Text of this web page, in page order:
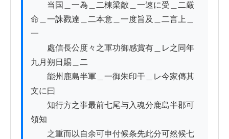
当国＿一為＿二棟梁敵＿一速に受＿二厳
命＿一誅戮達＿二本意＿一度旨及＿二言上＿
一
處信長公度々之軍功御感賞有＿レ之同年
九月朔日賜＿二
能州鹿島半軍＿一御朱印干＿レ今家傳其
文に曰
知行方之事最前七尾与入魂分鹿島半郡可
領知
之重而以自余可申付候条先此分可然候七